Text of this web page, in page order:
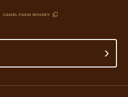
CAMEL FARM WINERY